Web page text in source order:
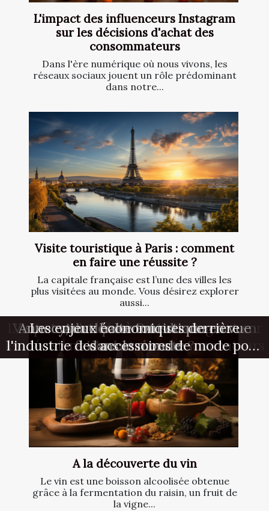
L'impact des influenceurs Instagram
sur les décisions d'achat des
consommateurs
Dans l'ère numérique où nous vivons, les
réseaux sociaux jouent un rôle prédominant
dans notre...
Visite touristique à Paris : comment
en faire une réussite ?
La capitale française est l’une des villes les
plus visitées au monde. Vous désirez explorer
aussi...
A la découverte du vin
Le vin est une boisson alcoolisée obtenue
grâce à la fermentation du raisin, un fruit de
la vigne...
L'impact des influenceurs Instagram sur
les décisions d'achat des consommateurs
Visite touristique à Paris : comment en
faire une réussite ?
A la découverte du vin
Annecy, une halte touristique en vue
dans le monde
Les enjeux économiques derrière
l'industrie des accessoires de mode pour
hommes